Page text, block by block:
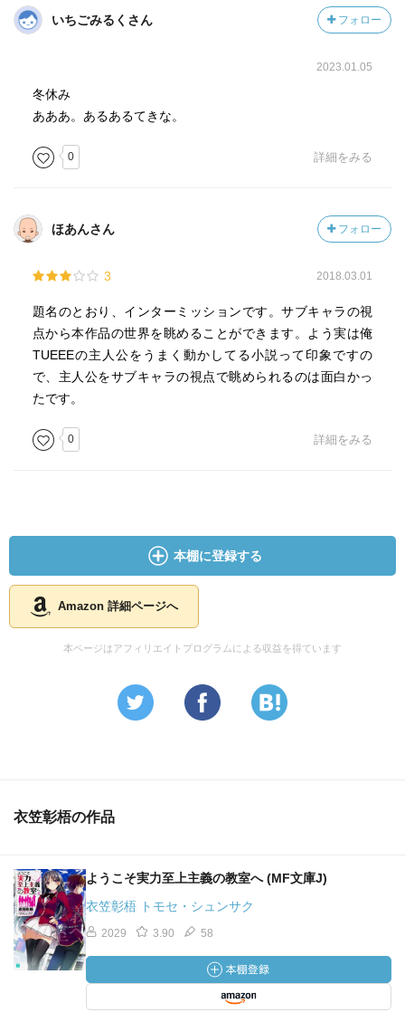
いちごみるくさん フォロー
2023.01.05
冬休み
あああ。あるあるてきな。
0 詳細をみる
ほあんさん フォロー
3 2018.03.01
題名のとおり、インターミッションです。サブキャラの視
点から本作品の世界を眺めることができます。よう実は俺
TUEEEの主人公をうまく動かしてる小説って印象ですの
で、主人公をサブキャラの視点で眺められるのは面白かっ
たです。
0 詳細をみる
本棚に登録する
Amazon 詳細ページへ
本ページはアフィリエイトプログラムによる収益を得ています
衣笠彰梧の作品
ようこそ実力至上主義の教室へ (MF文庫J)
衣笠彰梧 トモセ・シュンサク
2029 3.90 58